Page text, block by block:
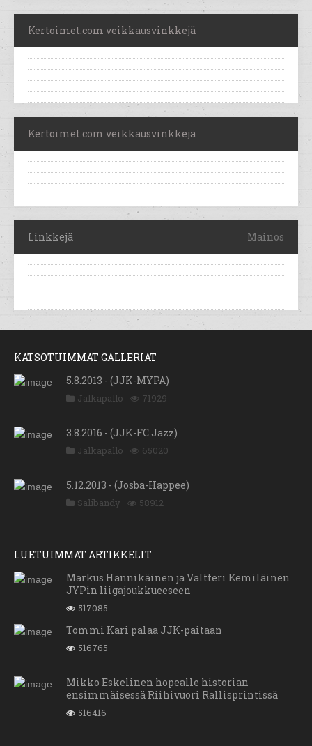
Kertoimet.com veikkausvinkkejä
Kertoimet.com veikkausvinkkejä
Linkkejä Mainos
KATSOTUIMMAT GALLERIAT
5.8.2013 - (JJK-MYPA)
Jalkapallo 71929
3.8.2016 - (JJK-FC Jazz)
Jalkapallo 65020
5.12.2013 - (Josba-Happee)
Salibandy 58912
LUETUIMMAT ARTIKKELIT
Markus Hännikäinen ja Valtteri Kemiläinen
JYPin liigajoukkueeseen
517085
Tommi Kari palaa JJK-paitaan
516765
Mikko Eskelinen hopealle historian
ensimmäisessä Riihivuori Rallisprintissä
516416